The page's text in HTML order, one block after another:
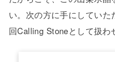
い。次の方に手にしてい
回Calling Stoneとして扱わ